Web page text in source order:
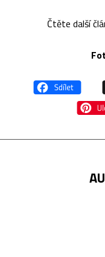
Čtěte další